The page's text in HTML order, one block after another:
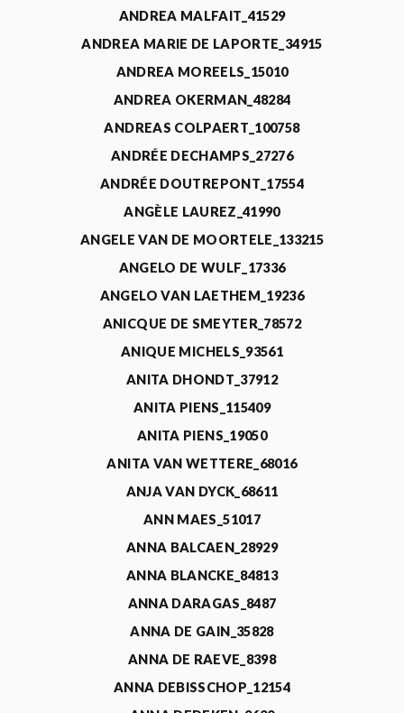
ANDREA MALFAIT_41529
ANDREA MARIE DE LAPORTE_34915
ANDREA MOREELS_15010
ANDREA OKERMAN_48284
ANDREAS COLPAERT_100758
ANDRÉE DECHAMPS_27276
ANDRÉE DOUTREPONT_17554
ANGÈLE LAUREZ_41990
ANGELE VAN DE MOORTELE_133215
ANGELO DE WULF_17336
ANGELO VAN LAETHEM_19236
ANICQUE DE SMEYTER_78572
ANIQUE MICHELS_93561
ANITA DHONDT_37912
ANITA PIENS_115409
ANITA PIENS_19050
ANITA VAN WETTERE_68016
ANJA VAN DYCK_68611
ANN MAES_51017
ANNA BALCAEN_28929
ANNA BLANCKE_84813
ANNA DARAGAS_8487
ANNA DE GAIN_35828
ANNA DE RAEVE_8398
ANNA DEBISSCHOP_12154